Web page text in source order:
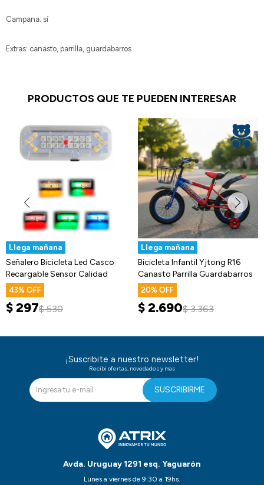
Campana: sí
Extras: canasto, parrilla, guardabarros
PRODUCTOS QUE TE PUEDEN INTERESAR
Llega mañana
Señalero Bicicleta Led Casco
Recargable Sensor Calidad
43
$297$ 530
Llega mañana
Bicicleta Infantil Yjtong R16
Canasto Parrilla Guardabarros
20
$2.690$ 3.363
Avda. Uruguay 1291 esq. Yaguarón
Lunes a viernes de 9:30 a 19hs.
¡Suscribite a nuestro newsletter!
Recibi ofertas, novedades y mas
SUSCRIBIRME